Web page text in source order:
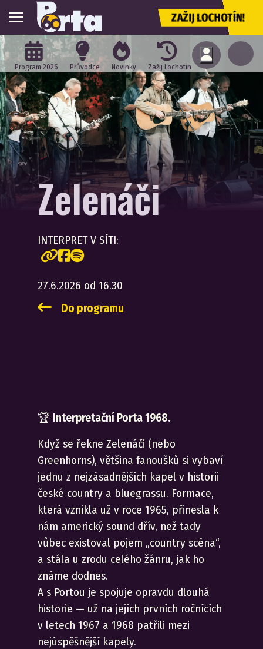
ZAŽIJ LOCHOTÍN!
Program 2026 Průvodce Novinky Zažij Lochotín
Zelenáči
INTERPRET V SÍTI:
27.6.2026 od 16.30
Do programu
🏆 Interpretační Porta 1968.
Když se řekne Zelenáči (nebo
Greenhorns), většina fanoušků si vybaví
jednu z nejzásadnějších kapel v historii
české country a bluegrassu. Formace,
která vznikla už v roce 1965, přinesla k
nám americký sound dřív, než tady
vůbec existoval pojem „country scéna“,
a stála u zrodu celého žánru, jak ho
známe dodnes.
A s Portou je spojuje opravdu dlouhá
historie — už na jejích prvních ročnících
v letech 1967 a 1968 patřili mezi
nejúspěšnější kapely.